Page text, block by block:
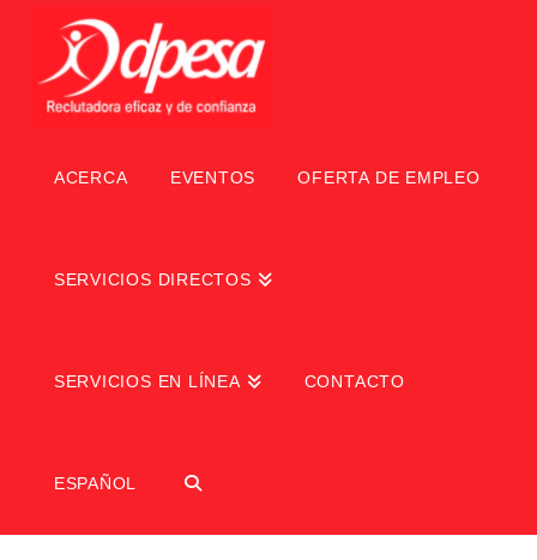
ACERCA EVENTOS OFERTA DE EMPLEO
SERVICIOS DIRECTOS
SERVICIOS EN LÍNEA CONTACTO
ESPAÑOL